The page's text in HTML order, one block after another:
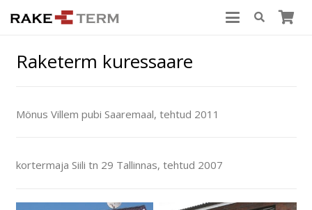
Raketerm kuressaare
Mönus Villem pubi Saaremaal, tehtud 2011
kortermaja Siili tn 29 Tallinnas, tehtud 2007